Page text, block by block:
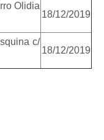
Olidia
18/12/2019
c/
18/12/2019